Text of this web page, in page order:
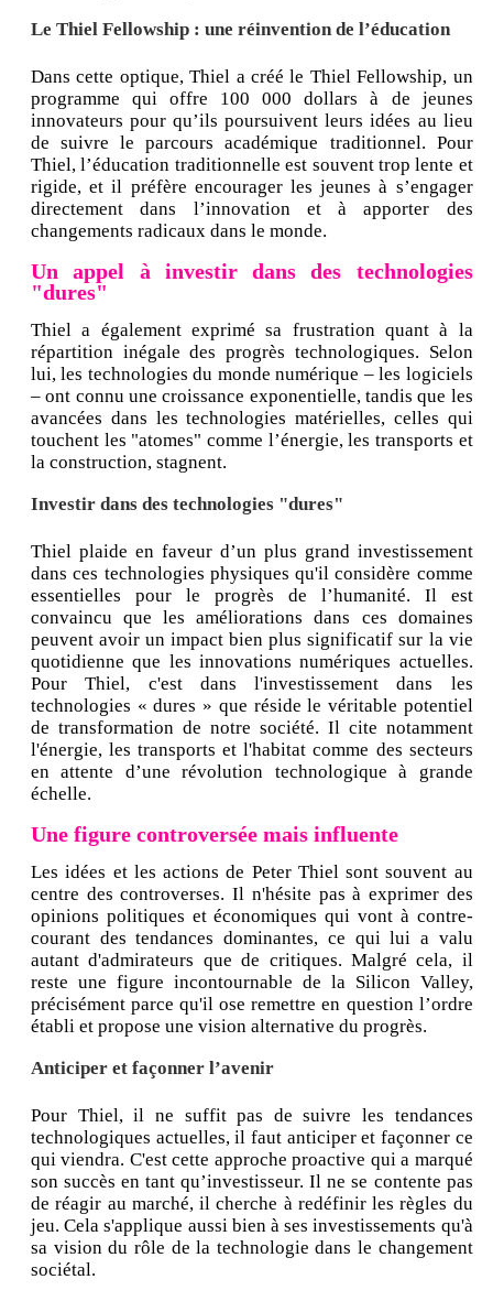
Le Thiel Fellowship : une réinvention de l’éducation
Dans cette optique, Thiel a créé le Thiel Fellowship, un
programme qui offre 100 000 dollars à de jeunes
innovateurs pour qu’ils poursuivent leurs idées au lieu
de suivre le parcours académique traditionnel. Pour
Thiel, l’éducation traditionnelle est souvent trop lente et
rigide, et il préfère encourager les jeunes à s’engager
directement dans l’innovation et à apporter des
changements radicaux dans le monde.
Un appel à investir dans des technologies
"dures"
Thiel a également exprimé sa frustration quant à la
répartition inégale des progrès technologiques. Selon
lui, les technologies du monde numérique – les logiciels
– ont connu une croissance exponentielle, tandis que les
avancées dans les technologies matérielles, celles qui
touchent les "atomes" comme l’énergie, les transports et
la construction, stagnent.
Investir dans des technologies "dures"
Thiel plaide en faveur d’un plus grand investissement
dans ces technologies physiques qu'il considère comme
essentielles pour le progrès de l’humanité. Il est
convaincu que les améliorations dans ces domaines
peuvent avoir un impact bien plus significatif sur la vie
quotidienne que les innovations numériques actuelles.
Pour Thiel, c'est dans l'investissement dans les
technologies « dures » que réside le véritable potentiel
de transformation de notre société. Il cite notamment
l'énergie, les transports et l'habitat comme des secteurs
en attente d’une révolution technologique à grande
échelle.
Une figure controversée mais influente
Les idées et les actions de Peter Thiel sont souvent au
centre des controverses. Il n'hésite pas à exprimer des
opinions politiques et économiques qui vont à contre-
courant des tendances dominantes, ce qui lui a valu
autant d'admirateurs que de critiques. Malgré cela, il
reste une figure incontournable de la Silicon Valley,
précisément parce qu'il ose remettre en question l’ordre
établi et propose une vision alternative du progrès.
Anticiper et façonner l’avenir
Pour Thiel, il ne suffit pas de suivre les tendances
technologiques actuelles, il faut anticiper et façonner ce
qui viendra. C'est cette approche proactive qui a marqué
son succès en tant qu’investisseur. Il ne se contente pas
de réagir au marché, il cherche à redéfinir les règles du
jeu. Cela s'applique aussi bien à ses investissements qu'à
sa vision du rôle de la technologie dans le changement
sociétal.